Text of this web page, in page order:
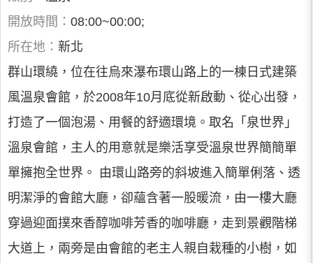
開放時間： 08:00~00:00;
所在地： 新北
群山環繞，位在往烏來瀑布環山路上的一棟日式建築
風溫泉會館，於2008年10月底從新啟動、從心出發，
打造了一個泡湯、用餐的舒適環境。取名「泉世界」
溫泉會館，主人的用意就是樂活享受溫泉世界簡簡單
單擁抱全世界。 由環山路旁的斜坡進入簡單俐落、透
明潔淨的會館大廳，卻蘊含著一股暖流，由一樓大廳
穿過迎面撲來香醇咖啡芳香的咖啡廳，走到景觀階梯
大道上，兩旁是由會館的老主人親自栽種的小樹，如